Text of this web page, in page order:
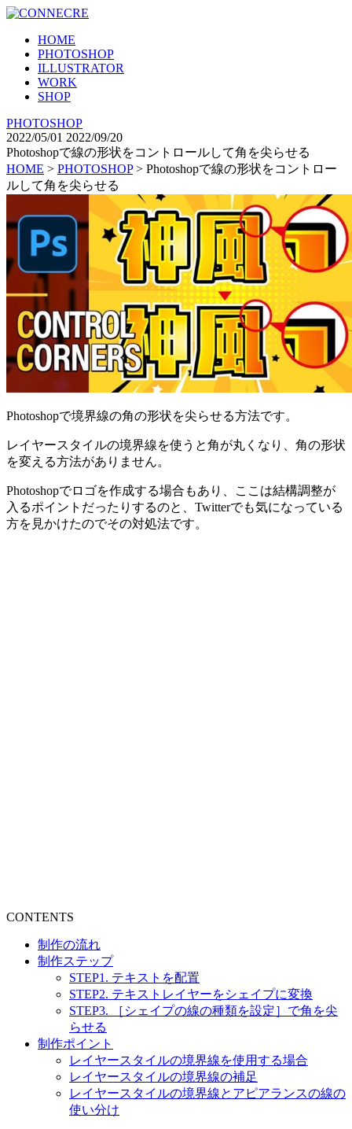
HOME
PHOTOSHOP
ILLUSTRATOR
WORK
SHOP
PHOTOSHOP
2022/05/01 2022/09/20
Photoshopで線の形状をコントロールして角を尖らせる
HOME > PHOTOSHOP> Photoshopで線の形状をコントロー
ルして角を尖らせる
Photoshopで境界線の角の形状を尖らせる方法です。
レイヤースタイルの境界線を使うと角が丸くなり、角の形状
を変える方法がありません。
Photoshopでロゴを作成する場合もあり、ここは結構調整が
入るポイントだったりするのと、Twitterでも気になっている
方を見かけたのでその対処法です。
CONTENTS
制作の流れ
制作ステップ
STEP1. テキストを配置
STEP2. テキストレイヤーをシェイプに変換
STEP3. ［シェイプの線の種類を設定］で角を尖
らせる
制作ポイント
レイヤースタイルの境界線を使用する場合
レイヤースタイルの境界線の補足
レイヤースタイルの境界線とアピアランスの線の
使い分け